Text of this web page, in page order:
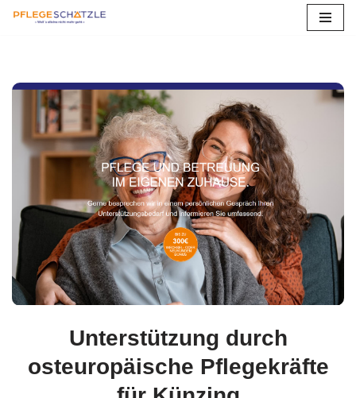
springen
Unterstützung durch
osteuropäische Pflegekräfte